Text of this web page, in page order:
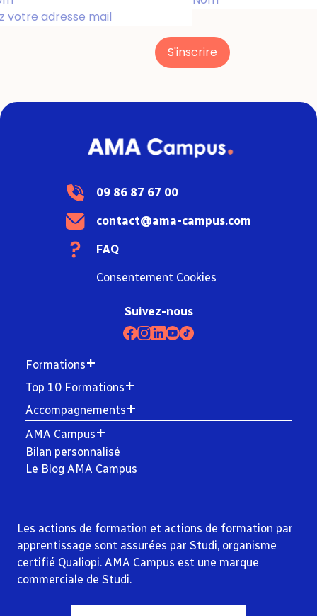
S'inscrire
09 86 87 67 00
contact@ama-campus.com
FAQ
Consentement Cookies
Suivez-nous
Formations
Top 10 Formations
Accompagnements
AMA Campus
Bilan personnalisé
Le Blog AMA Campus
Les actions de formation et actions de formation par
apprentissage sont assurées par Studi, organisme
certifié Qualiopi. AMA Campus est une marque
commerciale de Studi.